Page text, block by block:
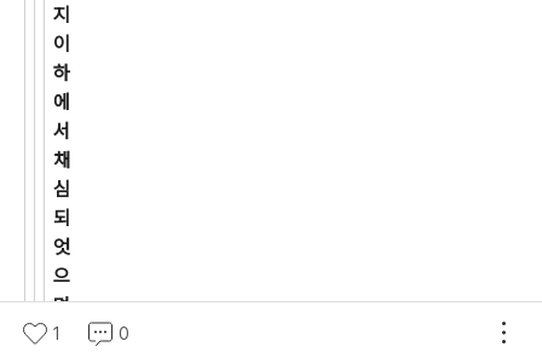
지
이
하
에
서
채
심
되
엇
으
며
소
1 0